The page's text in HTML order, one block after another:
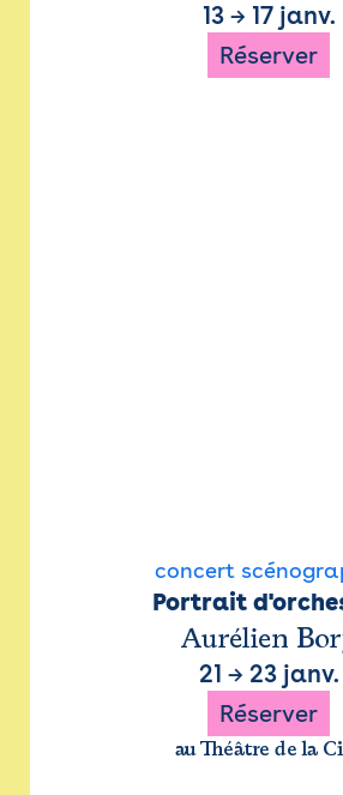
13→ 17 janv.
Réserver
concert
Portrait
Aurélien
21 → 23 janv.
Réserver
au Théâtre de la